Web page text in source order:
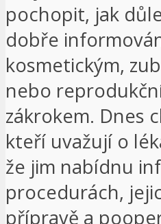
pochopit, jak
dobře
kosmetickým,
nebo
zákrokem. Dnes
kteří uvažují o
že jim nabídnu
procedurách,
přípravě a